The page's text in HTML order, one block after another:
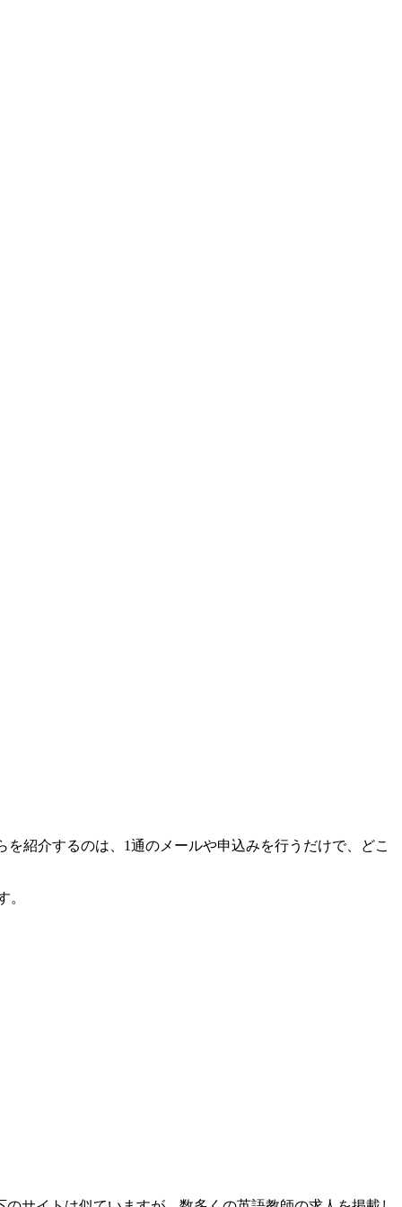
紹介するのは、1通のメールや申込みを行うだけで、どこ
。